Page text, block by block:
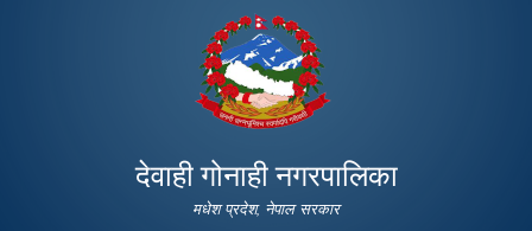
main
content
देवाही गोनाही नगरपालिका
मधेश प्रदेश, नेपाल सरकार